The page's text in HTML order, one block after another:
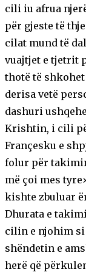
cili iu afrua
për gjeste të
cilat mund të
vuajtjet e tjetrit
thotë të
derisa vetë
dashuri
Krishtin, i cili
Françesku e
folur për
më çoi mes
kishte zbuluar
Dhurata e
cilin e njohim si
shëndetin e
herë që